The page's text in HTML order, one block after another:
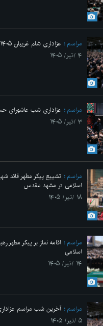
مراسم
عزاداری شام غریبان ۱۴۰۵
۴ /تیر/ ۱۴۰۵
مراسم
عزاداری شب عاشورای
۳ /تیر/ ۱۴۰۵
مراسم
تشییع پیکر مطهر قائد
اسلامی در مشهد مقدس
۱۸ /تیر/ ۱۴۰۵
مراسم
اقامه نماز بر پیکر مطهر
اسلامی
۱۴ /تیر/ ۱۴۰۵
مراسم
آخرین شب مراسم عزاداری
۵ /تیر/ ۱۴۰۵